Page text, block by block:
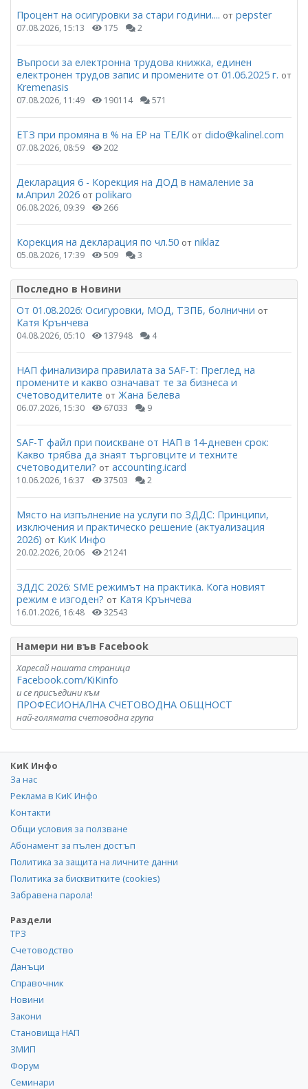
Процент на осигуровки за стари години.... от pepster
07.08.2026, 15:13 175 2
Въпроси за електронна трудова книжка, единен
електронен трудов запис и промените от 01.06.2025 г. от
Kremenasis
07.08.2026, 11:49 190114 571
ЕТЗ при промяна в % на ЕР на ТЕЛК от dido@kalinel.com
07.08.2026, 08:59 202
Декларация 6 - Корекция на ДОД в намаление за
м.Април 2026 от polikaro
06.08.2026, 09:39 266
Корекция на декларация по чл.50 от niklaz
05.08.2026, 17:39 509 3
Последно в Новини
От 01.08.2026: Осигуровки, МОД, ТЗПБ, болнични от
Катя Крънчева
04.08.2026, 05:10 137948 4
НАП финализира правилата за SAF-T: Преглед на
промените и какво означават те за бизнеса и
счетоводителите от Жана Белева
06.07.2026, 15:30 67033 9
SAF-T файл при поискване от НАП в 14-дневен срок:
Какво трябва да знаят търговците и техните
счетоводители? от accounting.icard
10.06.2026, 16:37 37503 2
Място на изпълнение на услуги по ЗДДС: Принципи,
изключения и практическо решение (актуализация
2026) от КиК Инфо
20.02.2026, 20:06 21241
ЗДДС 2026: SME режимът на практика. Кога новият
режим е изгоден? от Катя Крънчева
16.01.2026, 16:48 32543
Намери ни във Facebook
Харесай нашата страница
Facebook.com/KiKinfo
и се присъедини към
ПРОФЕСИОНАЛНА СЧЕТОВОДНА ОБЩНОСТ
най-голямата счетоводна група
КиК Инфо
За нас
Реклама в КиК Инфо
Контакти
Общи условия за ползване
Абонамент за пълен достъп
Политика за защита на личните данни
Политика за бисквитките (cookies)
Забравена парола!
Раздели
ТРЗ
Счетоводство
Данъци
Справочник
Новини
Закони
Становища НАП
ЗМИП
Форум
Семинари